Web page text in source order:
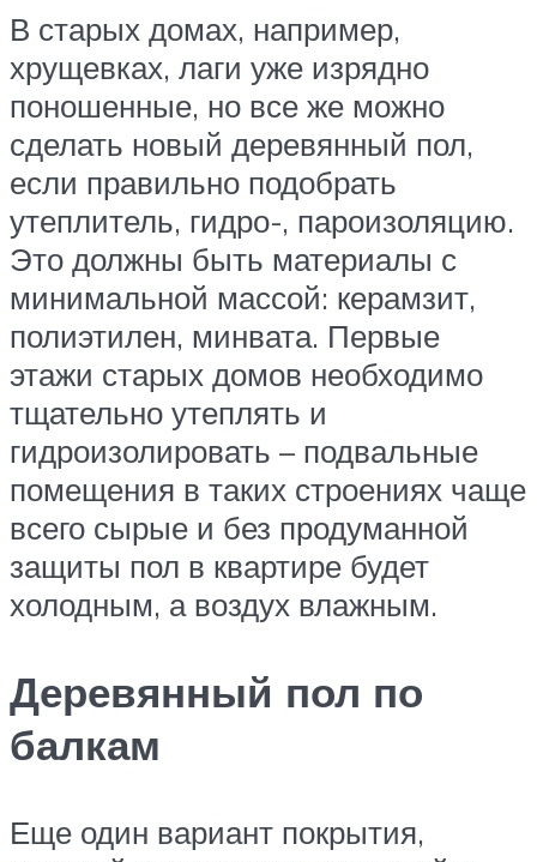
В старых домах, например,
хрущевках, лаги уже изрядно
поношенные, но все же можно
сделать новый деревянный пол,
если правильно подобрать
утеплитель, гидро-, пароизоляцию.
Это должны быть материалы с
минимальной массой: керамзит,
полиэтилен, минвата. Первые
этажи старых домов необходимо
тщательно утеплять и
гидроизолировать – подвальные
помещения в таких строениях чаще
всего сырые и без продуманной
защиты пол в квартире будет
холодным, а воздух влажным.
Деревянный пол по
балкам
Еще один вариант покрытия,